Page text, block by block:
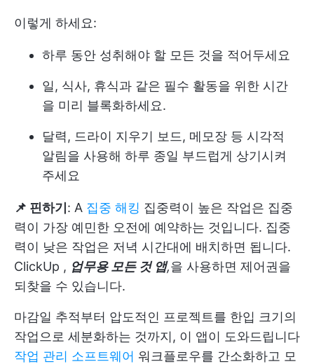
이렇게 하세요:
하루 동안 성취해야 할 모든 것을 적어두세요
일, 식사, 휴식과 같은 필수 활동을 위한 시간
을 미리 블록화하세요.
달력, 드라이 지우기 보드, 메모장 등 시각적
알림을 사용해 하루 종일 부드럽게 상기시켜
주세요
📌 핀하기 : A 집중 해킹 집중력이 높은 작업은 집중
력이 가장 예민한 오전에 예약하는 것입니다. 집중
력이 낮은 작업은 저녁 시간대에 배치하면 됩니다.
ClickUp , 업무용 모든 것 앱,을 사용하면 제어권을
되찾을 수 있습니다.
마감일 추적부터 압도적인 프로젝트를 한입 크기의
작업으로 세분화하는 것까지, 이 앱이 도와드립니다
작업 관리 소프트웨어 워크플로우를 간소화하고 모